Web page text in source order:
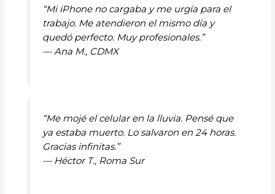
“Mi iPhone no cargaba y me urgía para el
trabajo. Me atendieron el mismo día y
quedó perfecto. Muy profesionales.”
— Ana M., CDMX
“Me mojé el celular en la lluvia. Pensé que
ya estaba muerto. Lo salvaron en 24 horas.
Gracias infinitas.”
— Héctor T., Roma Sur